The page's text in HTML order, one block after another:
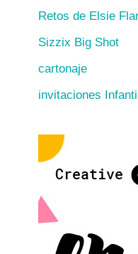
Retos de Elsie
Sizzix Big Shot
cartonaje
invitaciones